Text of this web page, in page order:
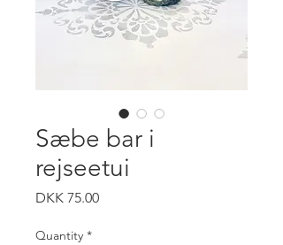
Sæbe bar i
rejseetui
DKK 75.00Price
Quantity *